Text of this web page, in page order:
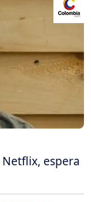
espera